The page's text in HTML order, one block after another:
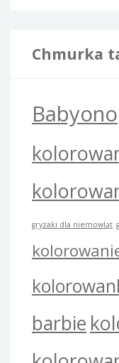
Chmurka
Babyono
gryzaki dla niemowląt
barbie